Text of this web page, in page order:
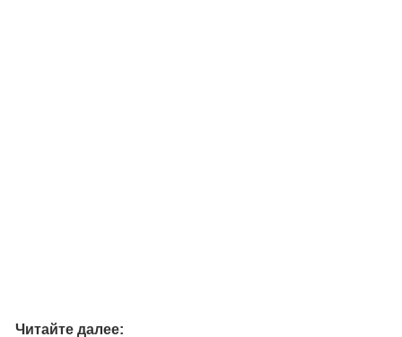
Читайте далее: